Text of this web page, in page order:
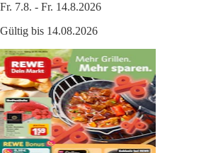
Fr. 7.8. - Fr. 14.8.2026
Gültig bis 14.08.2026